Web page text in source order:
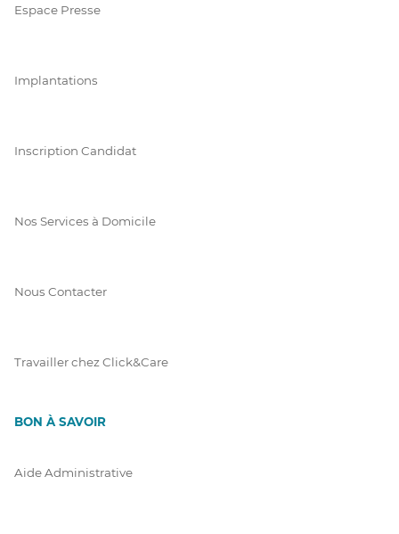
Espace Presse
Implantations
Inscription Candidat
Nos Services à Domicile
Nous Contacter
Travailler chez Click&Care
BON À SAVOIR
Aide Administrative